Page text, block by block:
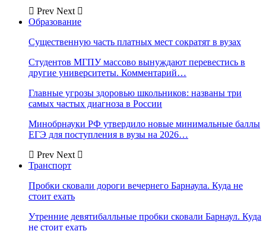
Prev Next
Образование
Существенную часть платных мест сократят в вузах
Студентов МГПУ массово вынуждают перевестись в
другие университеты. Комментарий…
Главные угрозы здоровью школьников: названы три
самых частых диагноза в России
Минобрнауки РФ утвердило новые минимальные баллы
ЕГЭ для поступления в вузы на 2026…
Prev Next
Транспорт
Пробки сковали дороги вечернего Барнаула. Куда не
стоит ехать
Утренние девятибалльные пробки сковали Барнаул. Куда
не стоит ехать